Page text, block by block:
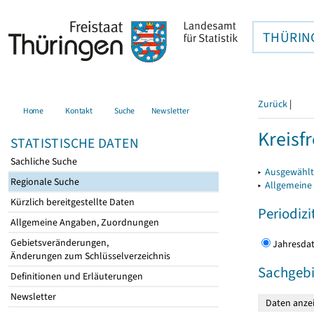
Home Kontakt Suche Newsletter
STATISTISCHE DATEN
Sachliche Suche
Regionale Suche
Kürzlich bereitgestellte Daten
Allgemeine Angaben, Zuordnungen
Gebietsveränderungen,
Änderungen zum Schlüsselverzeichnis
Definitionen und Erläuterungen
Newsletter
Zurück |
▸
▸